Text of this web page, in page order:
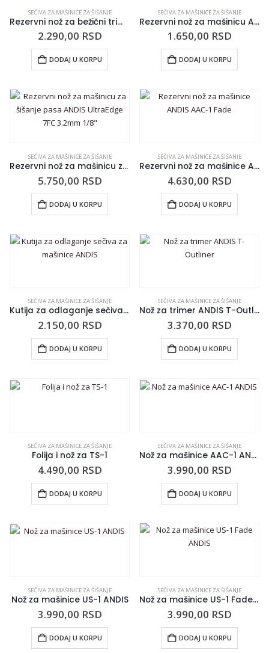
SEČIVA ZA MAŠINICE ZA ŠIŠANJE
Rezervni nož za bežični trimer ANDIS Multitrim / CLT
2.290,00 RSD
DODAJ U KORPU
SEČIVA ZA MAŠINICE ZA ŠIŠANJE
Rezervni nož za mašinicu ANDIS MC-2
1.650,00 RSD
DODAJ U KORPU
SEČIVA ZA MAŠINICE ZA ŠIŠANJE
Rezervni nož za mašinicu za šišanje pasa ANDIS UltraEdge 7FC 3.2mm 1/8″
5.750,00 RSD
DODAJ U KORPU
SEČIVA ZA MAŠINICE ZA ŠIŠANJE
Rezervni nož za mašinice ANDIS AAC-1 Fade
4.630,00 RSD
DODAJ U KORPU
SEČIVA ZA MAŠINICE ZA ŠIŠANJE
Kutija za odlaganje sečiva za mašinice ANDIS
2.150,00 RSD
DODAJ U KORPU
SEČIVA ZA MAŠINICE ZA ŠIŠANJE
Nož za trimer ANDIS T-Outliner
3.370,00 RSD
DODAJ U KORPU
SEČIVA ZA MAŠINICE ZA ŠIŠANJE
Folija i nož za TS-1
4.490,00 RSD
DODAJ U KORPU
SEČIVA ZA MAŠINICE ZA ŠIŠANJE
Nož za mašinice AAC-1 ANDIS
3.990,00 RSD
DODAJ U KORPU
SEČIVA ZA MAŠINICE ZA ŠIŠANJE
Nož za mašinice US-1 ANDIS
3.990,00 RSD
DODAJ U KORPU
SEČIVA ZA MAŠINICE ZA ŠIŠANJE
Nož za mašinice US-1 Fade ANDIS
3.990,00 RSD
DODAJ U KORPU